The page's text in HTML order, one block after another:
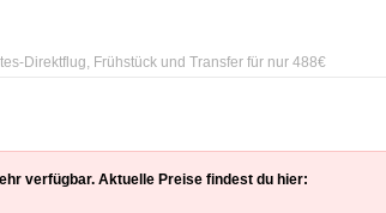
Direktflug, Frühstück und Transfer für nur 488€
verfügbar. Aktuelle Preise findest du hier: